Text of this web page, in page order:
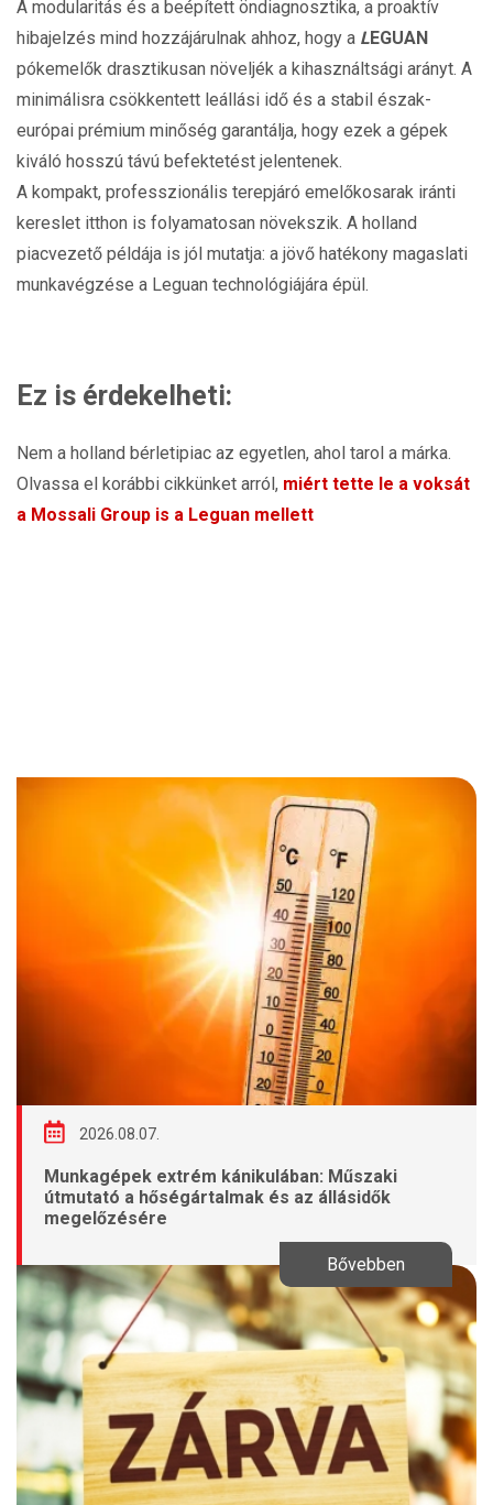
A modularitás és a beépített öndiagnosztika, a proaktív
hibajelzés mind hozzájárulnak ahhoz, hogy a LEGUAN
pókemelők drasztikusan növeljék a kihasználtsági arányt. A
minimálisra csökkentett leállási idő és a stabil észak-
európai prémium minőség garantálja, hogy ezek a gépek
kiváló hosszú távú befektetést jelentenek.
A kompakt, professzionális terepjáró emelőkosarak iránti
kereslet itthon is folyamatosan növekszik. A holland
piacvezető példája is jól mutatja: a jövő hatékony magaslati
munkavégzése a Leguan technológiájára épül.
Ez is érdekelheti:
Nem a holland bérletipiac az egyetlen, ahol tarol a márka.
Olvassa el korábbi cikkünket arról, miért tette le a voksát
a Mossali Group is a Leguan mellett
2026.08.07.
Munkagépek extrém kánikulában: Műszaki
útmutató a hőségártalmak és az állásidők
megelőzésére
Bővebben